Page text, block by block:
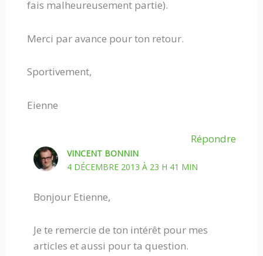
fais malheureusement partie).
Merci par avance pour ton retour.
Sportivement,
Eienne
Répondre
VINCENT BONNIN
4 DÉCEMBRE 2013 À 23 H 41 MIN
Bonjour Etienne,
Je te remercie de ton intérêt pour mes
articles et aussi pour ta question.